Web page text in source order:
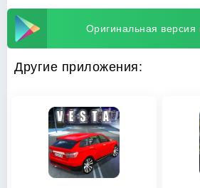
Оригинальная версия
Другие приложения: